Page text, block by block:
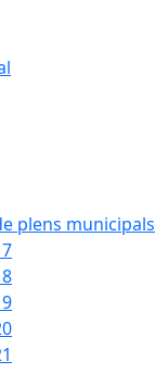
plens municipals